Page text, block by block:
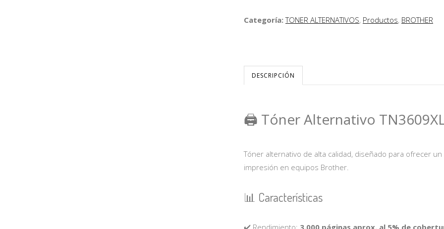
Categoría:TONER ALTERNATIVOS, Productos, BROTHER
DESCRIPCIÓN
🖨️ Tóner Alternativo
Tóner alternativo de alta calidad, diseñado para ofrecer
impresión en equipos Brother.
📊 Características
✔️ Rendimiento: 3.000 páginas aprox. al 5% de